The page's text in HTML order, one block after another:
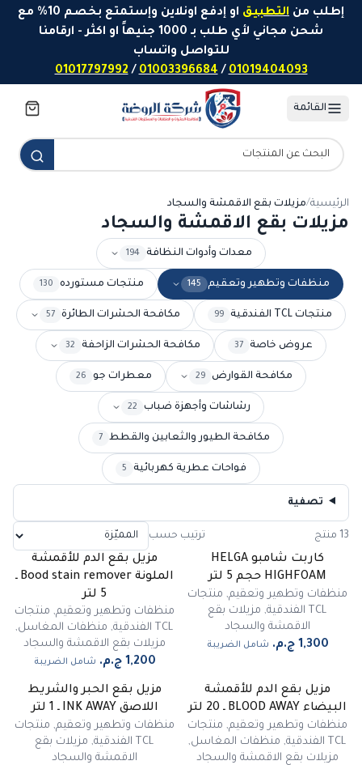
تخطَّ إلى المحتوى
إطلب من التطبيق
او إدفع اونلاين وإستمتع بخصم 10% مع
شحن مجاني لأي طلب بـ 1000 جنيهاً او اكثر - ارقامنا
للتواصل واتساب
01019404093
/
01003396684
/
01017797992
القائمة
الرئيسية/مزيلات بقع الاقمشة والسجاد
مزيلات بقع الاقمشة والسجاد
معدات وأدوات النظافة 194
منظفات وتطهير وتعقيم 145 منتجات مستورده 130
منتجات TCL الفندقية 99 مكافحة الحشرات الطائرة 57
عروض خاصة 37 مكافحة الحشرات الزاحفة 32
مكافحة القوارض 29 معطرات جو 26
رشاشات وأجهزة ضباب 22
مكافحة الطيور والثعابين والقطط 7
فواحات عطرية كهربائية 5
تصفية
13 منتج ترتيب حسب
كاربت شامبو HELGA
HIGHFOAM حجم 5 لتر
منظفات وتطهير وتعقيم, منتجات
TCL الفندقية
, مزيلات بقع
الاقمشة والسجاد
شامل الضريبة
مزيل بقع الدم للأقمشة
الملونة Bood stain remover ـ
5 لتر
منظفات وتطهير وتعقيم, منتجات
TCL الفندقية
, منظفات المغاسل,
مزيلات بقع الاقمشة والسجاد
شامل الضريبة
مزيل بقع الدم للأقمشة
البيضاء BLOOD AWAY ـ 20 لتر
منظفات وتطهير وتعقيم, منتجات
TCL الفندقية
, منظفات المغاسل,
مزيلات بقع الاقمشة والسجاد
مزيل بقع الحبر والشريط
اللاصق INK AWAY ـ 1 لتر
منظفات وتطهير وتعقيم, منتجات
TCL الفندقية
, مزيلات بقع
الاقمشة والسجاد